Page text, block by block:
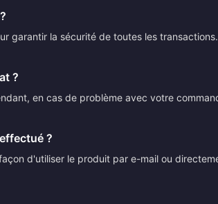
garantir la sécurité de toutes les
?
en cas de problème avec votre
?
d'utiliser le produit par e-mail ou